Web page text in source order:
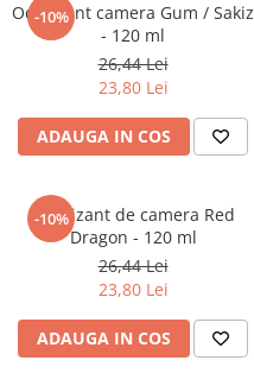
-10%
Odorizant camera Gum / Sakiz
- 120 ml
26,44 Lei
23,80 Lei
ADAUGA IN COS
-10%
Odorizant de camera Red
Dragon - 120 ml
26,44 Lei
23,80 Lei
ADAUGA IN COS